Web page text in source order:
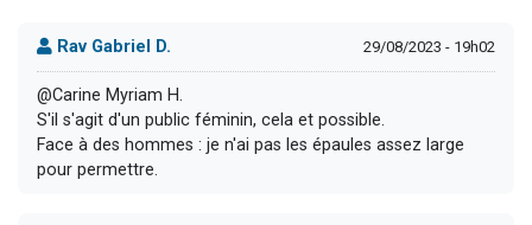
Rav Gabriel D. 29/08/2023 - 19h02
@Carine Myriam H.
S'il s'agit d'un public féminin, cela et possible.
Face à des hommes : je n'ai pas les épaules assez large
pour permettre.